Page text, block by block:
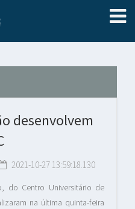
desenvolvem
2021-10-27 13:59:18.130
do Centro Universitário de
na última quinta-feira